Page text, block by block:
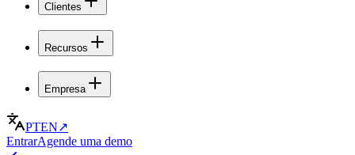
Clientes
Recursos
Empresa
PTEN↗
EntrarAgende uma demo